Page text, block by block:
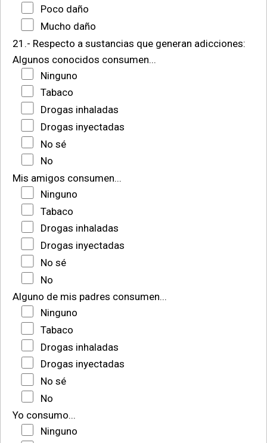
Poco daño
Mucho daño
21.- Respecto a sustancias que generan adicciones:
Algunos conocidos consumen...
Ninguno
Tabaco
Drogas inhaladas
Drogas inyectadas
No sé
No
Mis amigos consumen...
Ninguno
Tabaco
Drogas inhaladas
Drogas inyectadas
No sé
No
Alguno de mis padres consumen...
Ninguno
Tabaco
Drogas inhaladas
Drogas inyectadas
No sé
No
Yo consumo...
Ninguno